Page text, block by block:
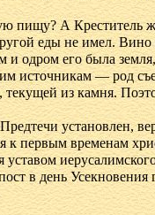
пи­щу? А Кре­сти­тель
еды не имел.
и одром его бы­ла
ис­точ­ни­кам — род
из кам­ня.
уста­нов­лен,
к пер­вым вре­ме­нам
уста­вом
в день